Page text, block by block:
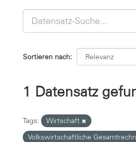
Sortieren nach
1 Datensatz
Tags:
Wirtschaft
Volkswirtschaftliche